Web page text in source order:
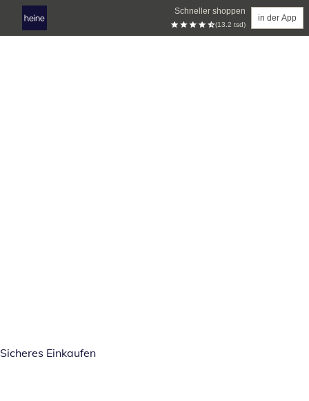
Schneller shoppen
(13.2 tsd)
in der App
Sicheres Einkaufen